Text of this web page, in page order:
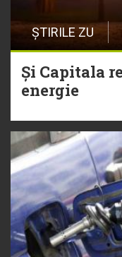
ȘTIRILE ZU
Și Capitala
energie